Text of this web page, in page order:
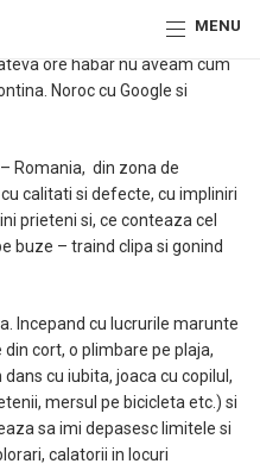
MENU
ore habar nu aveam cum
Noroc cu Google si
Romania, din zona de
calitati si defecte, cu impliniri
prieteni si, ce conteaza cel
buze – traind clipa si gonind
Incepand cu lucrurile marunte
cort, o plimbare pe plaja,
cu iubita, joaca cu copilul,
mersul pe bicicleta etc.) si
sa imi depasesc limitele si
calatorii in locuri